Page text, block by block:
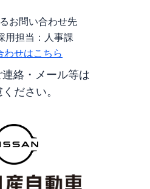
お問い合わせ先
用担当：人事課
わせはこちら
絡・メール等は
ださい。